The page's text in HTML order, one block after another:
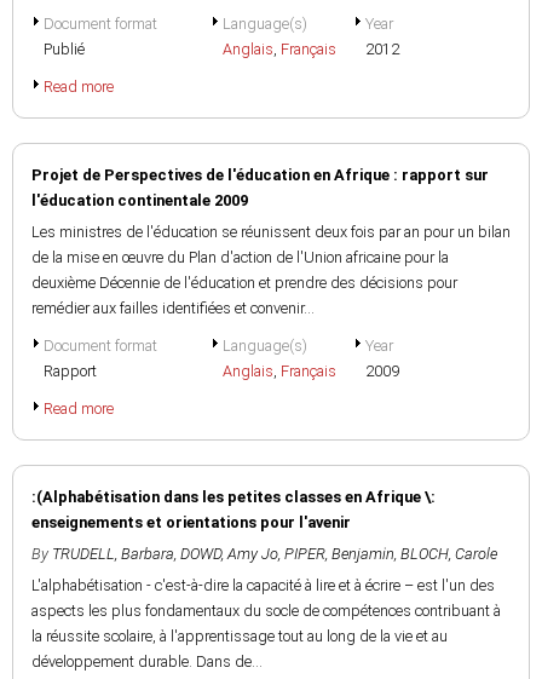
Document format
Publié
Language(s)
Anglais, Français
Year
2012
Read more
Projet de Perspectives de l'éducation en Afrique : rapport sur
l'éducation continentale 2009
Les ministres de l'éducation se réunissent deux fois par an pour un bilan
de la mise en œuvre du Plan d'action de l'Union africaine pour la
deuxième Décennie de l'éducation et prendre des décisions pour
remédier aux failles identifiées et convenir...
Document format
Rapport
Language(s)
Anglais, Français
Year
2009
Read more
:(Alphabétisation dans les petites classes en Afrique \:
enseignements et orientations pour l'avenir
By TRUDELL, Barbara, DOWD, Amy Jo, PIPER, Benjamin, BLOCH, Carole
L'alphabétisation - c'est-à-dire la capacité à lire et à écrire – est l'un des
aspects les plus fondamentaux du socle de compétences contribuant à
la réussite scolaire, à l'apprentissage tout au long de la vie et au
développement durable. Dans de...